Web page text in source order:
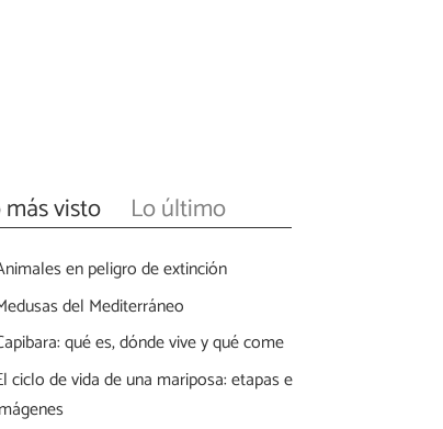
más visto Lo último
en peligro de extinción
del Mediterráneo
qué es, dónde vive y qué come
ciclo de vida de una mariposa: etapas e